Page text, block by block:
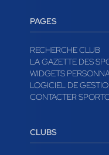
PAGES
RECHERCHE CLUB
LA GAZETTE DES
WIDGETS
LOGICIEL DE
CONTACTER
CLUBS